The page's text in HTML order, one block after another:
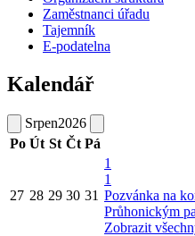
Zaměstnanci úřadu
Tajemník
E-podatelna
Kalendář
Srpen2026
Po Út St Čt Pá
27 28 29 30 31
1
1
Pozvánka na
Průhonickým
Zobrazit